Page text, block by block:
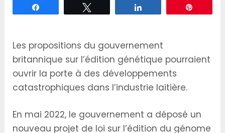
Les propositions du gouvernement
britannique sur l’édition génétique pourraient
ouvrir la porte à des développements
catastrophiques dans l’industrie laitière.
En mai 2022, le gouvernement a déposé un
nouveau projet de loi sur l’édition du génome